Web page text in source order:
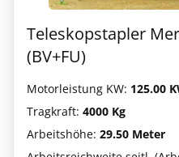
Teleskopstapler
(BV+FU)
Motorleistung KW: 125.00
Tragkraft: 4000 Kg
Arbeitshöhe: 29.50 Meter